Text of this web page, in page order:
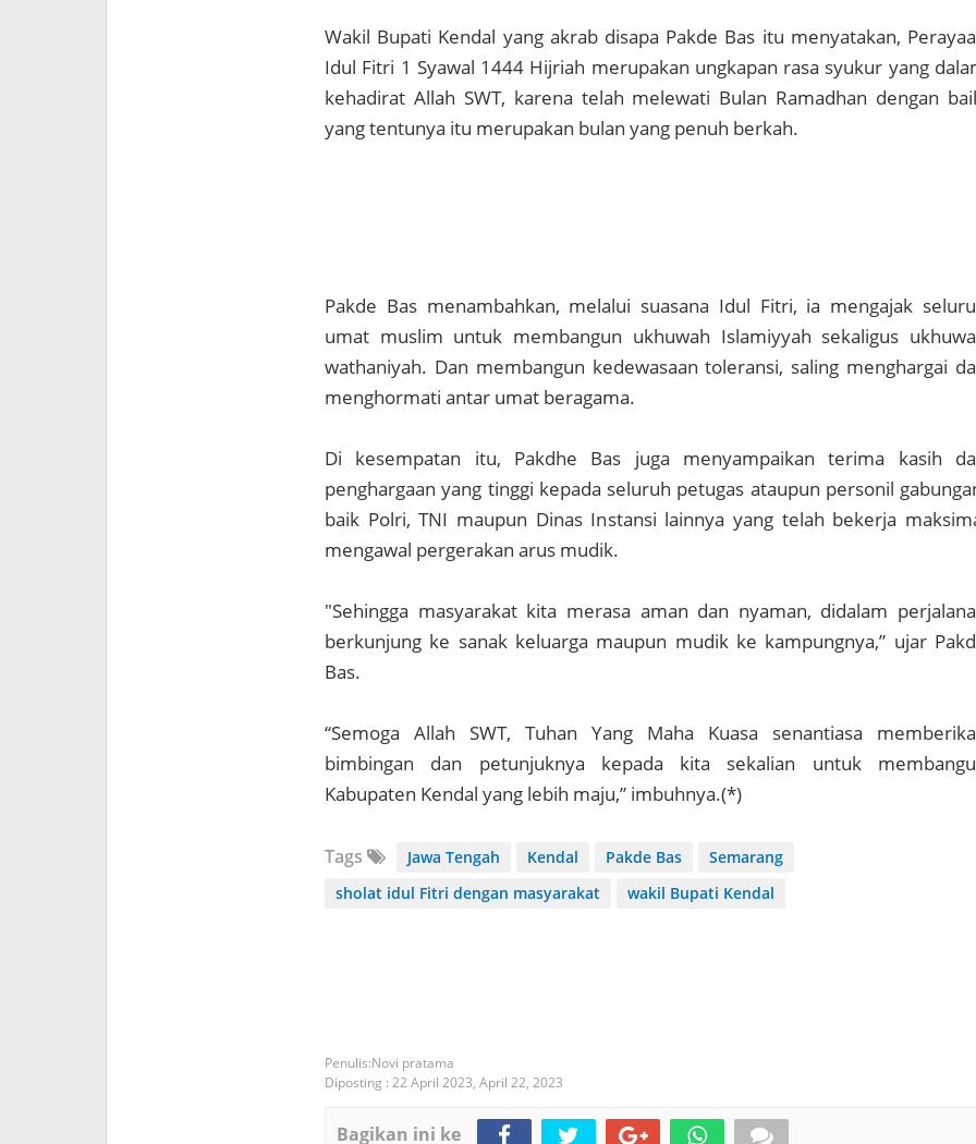
Wakil Bupati Kendal yang akrab disapa Pakde Bas itu menyatakan,
Idul Fitri 1 Syawal 1444 Hijriah merupakan ungkapan rasa syukur yang
kehadirat Allah SWT, karena telah melewati Bulan Ramadhan dengan
yang tentunya itu merupakan bulan yang penuh berkah.
Pakde Bas menambahkan, melalui suasana Idul Fitri, ia mengajak
umat muslim untuk membangun ukhuwah Islamiyyah sekaligus
wathaniyah. Dan membangun kedewasaan toleransi, saling menghargai
menghormati antar umat beragama.
Di kesempatan itu, Pakdhe Bas juga menyampaikan terima kasih
penghargaan yang tinggi kepada seluruh petugas ataupun personil
baik Polri, TNI maupun Dinas Instansi lainnya yang telah bekerja
mengawal pergerakan arus mudik.
"Sehingga masyarakat kita merasa aman dan nyaman, didalam
berkunjung ke sanak keluarga maupun mudik ke kampungnya,” ujar
Bas.
“Semoga Allah SWT, Tuhan Yang Maha Kuasa senantiasa
bimbingan dan petunjuknya kepada kita sekalian untuk
Kabupaten Kendal yang lebih maju,” imbuhnya.(*)
Tags Jawa Tengah Kendal Pakde Bas
Semarang
sholat idul Fitri dengan masyarakat
wakil Bupati Kendal
Novi pratama
Diposting : 22 April 2023, April 22, 2023
Bagikan ini ke